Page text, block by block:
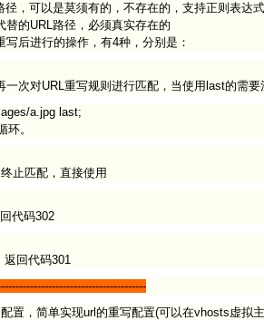
径，可以是莫须有的，不存在的，支持正则表达式
替的URL路径，必须真实存在的
写后进行的操作，有4种，分别是：
一次对URL重写规则进行匹配，当使用last的需
a.jpg last;
。
止匹配，直接使用
代码302
返回代码301
置，简单实现url的重写配置(可以在vhosts虚拟